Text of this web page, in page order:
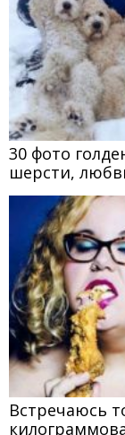
30 фото
шерсти,
Встречаюсь